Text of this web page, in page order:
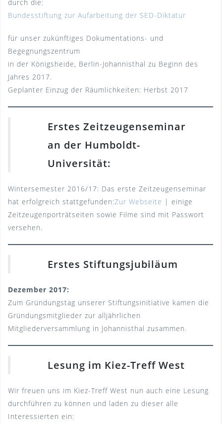
durch die:
Bundesstiftung zur Aufarbeitung der SED-Diktatur
für unser zukünftiges Dokumentations- und
Begegnungszentrum
in der Königsheide, Berlin-Johannisthal zu Beginn des
Jahres 2017.
Geplanter Einzug der Räumlichkeiten: Herbst 2017
Erstes Zeitzeugenseminar
an der Humboldt-
Universität:
Wintersemester 2016/17: Das erste Zeitzeugenseminar
hat erfolgreich stattgefunden:Zur Webseite | einige
Zeitzeugenporträtseiten sowie Filme sind mit Passwort
versehen.
Erstes Stiftungsjubiläum
Dezember 2017:
Zum Gründungstag unserer Stiftungsinitiative kamen die
Gründungsmitglieder zur alljährlichen
Mitgliederversammlung in Johannisthal zusammen.
Lesung im Kiez-Treff West
Wir freuen uns im Kiez-Treff West nun auch eine Lesung
durchführen zu können und laden zu dieser alle
Interessierten ein: